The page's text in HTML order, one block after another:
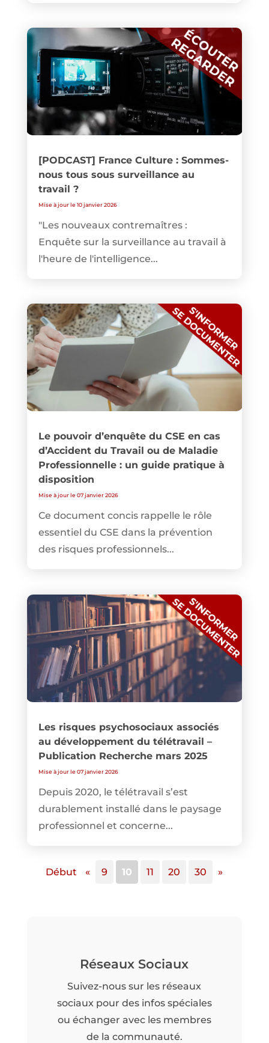
[PODCAST] France Culture : Sommes-
nous tous sous surveillance au
travail ?
Mise à jour le 10 janvier 2026
"Les nouveaux contremaîtres :
Enquête sur la surveillance au travail à
l'heure de l'intelligence...
Le pouvoir d’enquête du CSE en cas
d’Accident du Travail ou de Maladie
Professionnelle : un guide pratique à
disposition
Mise à jour le 07 janvier 2026
Ce document concis rappelle le rôle
essentiel du CSE dans la prévention
des risques professionnels...
Les risques psychosociaux associés
au développement du télétravail –
Publication Recherche mars 2025
Mise à jour le 07 janvier 2026
Depuis 2020, le télétravail s’est
durablement installé dans le paysage
professionnel et concerne...
Début « 9 10 11 20 30 »
Réseaux Sociaux
Suivez-nous sur les réseaux
sociaux pour des infos spéciales
ou échanger avec les membres
de la communauté.